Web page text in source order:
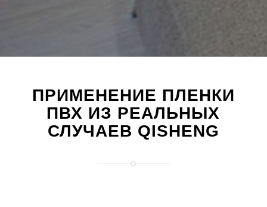
ПРИМЕНЕНИЕ ПЛЕНКИ
ПВХ ИЗ РЕАЛЬНЫХ
СЛУЧАЕВ QISHENG